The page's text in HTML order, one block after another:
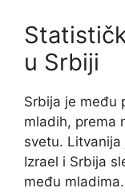
u Srbiji
Srbija je među
mladih, prema
svetu.
Izrael i Srbija
među mladima.